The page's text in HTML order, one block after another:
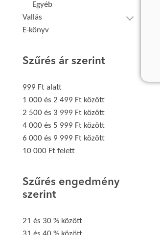
Egyéb
Vallás
E-könyv
Szűrés ár szerint
999 Ft alatt
1 000 és 2 499 Ft között
2 500 és 3 999 Ft között
4 000 és 5 999 Ft között
6 000 és 9 999 Ft között
10 000 Ft felett
Szűrés engedmény
szerint
21 és 30 % között